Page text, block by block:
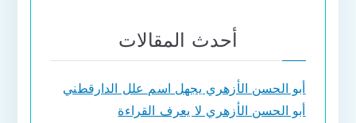
أحدث المقالات
أبو الحسن الأزهري يجهل اسم علل الدارقطني
أبو الحسن الأزهري لا يعرف القراءة